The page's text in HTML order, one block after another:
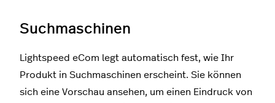
Suchmaschinen
Lightspeed eCom legt automatisch fest, wie Ihr
Produkt in Suchmaschinen erscheint. Sie können
sich eine Vorschau ansehen, um einen Eindruck von